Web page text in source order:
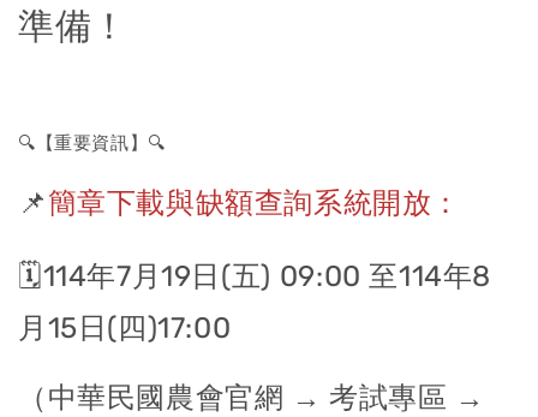
準備！
🔍【重要資訊】🔍
📌簡章下載與缺額查詢系統開放：
🗓️114年7月19日(五) 09:00 至114年8
月15日(四)17:00
（中華民國農會官網 → 考試專區 →